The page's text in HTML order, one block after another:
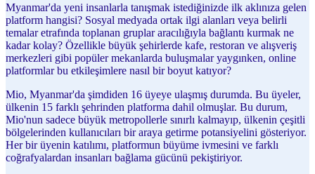
Myanmar'da yeni insanlarla tanışmak istediğinizde ilk aklınıza gelen
platform hangisi? Sosyal medyada ortak ilgi alanları veya belirli
temalar etrafında toplanan gruplar aracılığıyla bağlantı kurmak ne
kadar kolay? Özellikle büyük şehirlerde kafe, restoran ve alışveriş
merkezleri gibi popüler mekanlarda buluşmalar yaygınken, online
platformlar bu etkileşimlere nasıl bir boyut katıyor?
Mio, Myanmar'da şimdiden 16 üyeye ulaşmış durumda. Bu üyeler,
ülkenin 15 farklı şehrinden platforma dahil olmuşlar. Bu durum,
Mio'nun sadece büyük metropollerle sınırlı kalmayıp, ülkenin çeşitli
bölgelerinden kullanıcıları bir araya getirme potansiyelini gösteriyor.
Her bir üyenin katılımı, platformun büyüme ivmesini ve farklı
coğrafyalardan insanları bağlama gücünü pekiştiriyor.